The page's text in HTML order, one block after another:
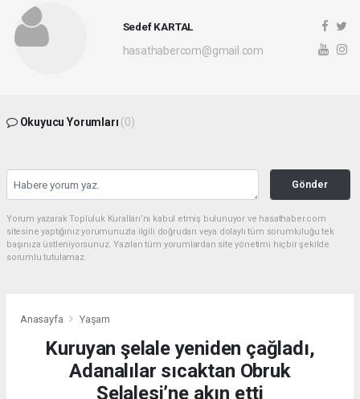
Sedef KARTAL
hasathabercom@gmail.com
Okuyucu Yorumları (0)
Gönder
Yorum yazarak Topluluk Kuralları’nı kabul etmiş bulunuyor ve hasathaber.com
sitesine yaptığınız yorumunuzla ilgili doğrudan veya dolaylı tüm sorumluluğu tek
başınıza üstleniyorsunuz. Yazılan tüm yorumlardan site yönetimi hiçbir şekilde
sorumlu tutulamaz.
Anasayfa Yaşam
Kuruyan şelale yeniden çağladı,
Adanalılar sıcaktan Obruk
Şelalesi’ne akın etti